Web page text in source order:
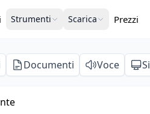
Strumenti Scarica Prezzi
Documenti Voce